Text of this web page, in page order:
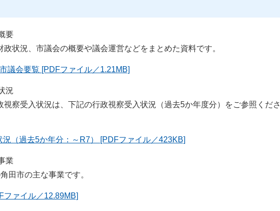
要
状況、市議会の概要や議会運営などをまとめた資料です。
議会要覧 [PDFファイル／1.21MB]
況
察受入状況は、下記の行政視察受入状況（過去5か年度分）をご参照くださ
況（過去5か年分：～R7） [PDFファイル／423KB]
業
田市の主な事業です。
ファイル／12.89MB]